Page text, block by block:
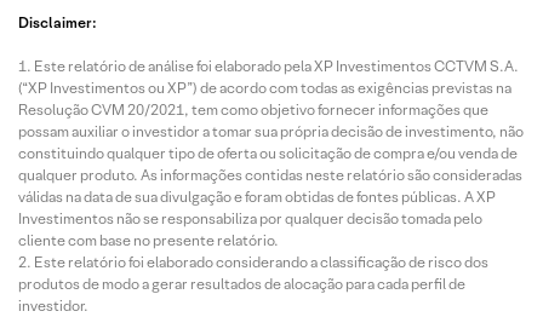
Disclaimer:
Este relatório de análise foi elaborado pela XP Investimentos CCTVM S.A.
(“XP Investimentos ou XP”) de acordo com todas as exigências previstas na
Resolução CVM 20/2021, tem como objetivo fornecer informações que
possam auxiliar o investidor a tomar sua própria decisão de investimento, não
constituindo qualquer tipo de oferta ou solicitação de compra e/ou venda de
qualquer produto. As informações contidas neste relatório são consideradas
válidas na data de sua divulgação e foram obtidas de fontes públicas. A XP
Investimentos não se responsabiliza por qualquer decisão tomada pelo
cliente com base no presente relatório.
Este relatório foi elaborado considerando a classificação de risco dos
produtos de modo a gerar resultados de alocação para cada perfil de
investidor.